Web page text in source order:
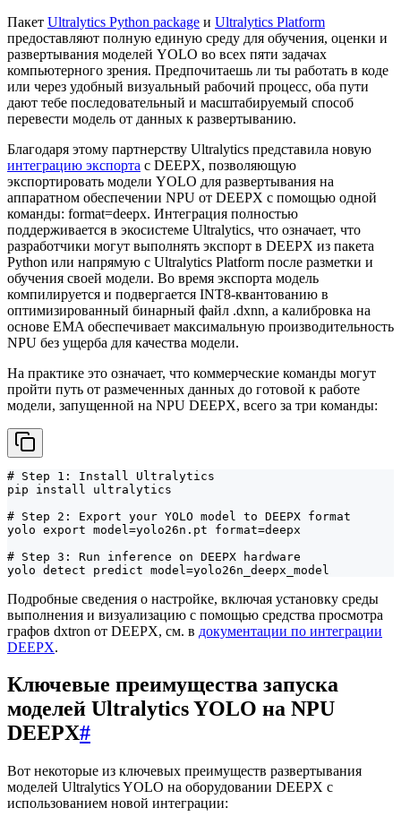
Пакет Ultralytics Python package и Ultralytics Platform
предоставляют полную единую среду для обучения, оценки и
развертывания моделей YOLO во всех пяти задачах
компьютерного зрения. Предпочитаешь ли ты работать в коде
или через удобный визуальный рабочий процесс, оба пути
дают тебе последовательный и масштабируемый способ
перевести модель от данных к развертыванию.
Благодаря этому партнерству Ultralytics представила новую
интеграцию экспорта с DEEPX, позволяющую
экспортировать модели YOLO для развертывания на
аппаратном обеспечении NPU от DEEPX с помощью одной
команды: format=deepx. Интеграция полностью
поддерживается в экосистеме Ultralytics, что означает, что
разработчики могут выполнять экспорт в DEEPX из пакета
Python или напрямую с Ultralytics Platform после разметки и
обучения своей модели. Во время экспорта модель
компилируется и подвергается INT8-квантованию в
оптимизированный бинарный файл .dxnn, а калибровка на
основе EMA обеспечивает максимальную производительность
NPU без ущерба для качества модели.
На практике это означает, что коммерческие команды могут
пройти путь от размеченных данных до готовой к работе
модели, запущенной на NPU DEEPX, всего за три команды:
# Step 1: Install Ultralytics
pip install ultralytics
# Step 2: Export your YOLO model to DEEPX format
yolo export model=yolo26n.pt format=deepx
# Step 3: Run inference on DEEPX hardware
yolo detect predict model=yolo26n_deepx_model
Подробные сведения о настройке, включая установку среды
выполнения и визуализацию с помощью средства просмотра
графов dxtron от DEEPX, см. в документации по интеграции
DEEPX.
Ключевые преимущества запуска
моделей Ultralytics YOLO на NPU
DEEPX#
Вот некоторые из ключевых преимуществ развертывания
моделей Ultralytics YOLO на оборудовании DEEPX с
использованием новой интеграции: